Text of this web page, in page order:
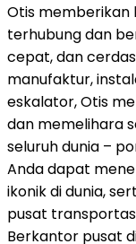
Otis memberikan
terhubung dan
cepat, dan
manufaktur,
eskalator, Otis
dan memelihara
seluruh dunia –
Anda dapat
ikonik di dunia,
pusat
Berkantor pusat